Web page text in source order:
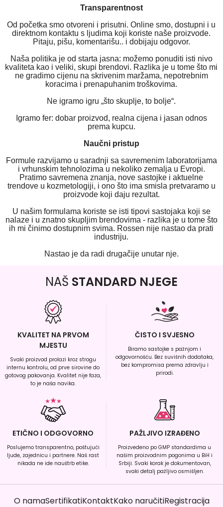
Transparentnost
Od početka smo otvoreni i prisutni. Online smo, dostupni i u
direktnom kontaktu s ljudima koji koriste naše proizvode.
Pitaju, pišu, komentarišu.. i dobijaju odgovor.
Naša politika je od starta jasna: možemo ponuditi isti nivo
kvaliteta kao i veliki, skupi brendovi. Razlika je u tome što mi
ne gradimo cijenu na skrivenim maržama, nepotrebnim
koracima i prenapuhanim troškovima.
Ne igramo igru „što skuplje, to bolje“.
Igramo fer: dobar proizvod, realna cijena i jasan odnos
prema kupcu.
Naučni pristup
Formule razvijamo u saradnji sa savremenim laboratorijama
i vrhunskim tehnolozima u nekoliko zemalja u Evropi.
Pratimo savremena znanja, nove sastojke i aktuelne
trendove u kozmetologiji, i ono što ima smisla pretvaramo u
proizvode koji daju rezultat.
U našim formulama koriste se isti tipovi sastojaka koji se
nalaze i u znatno skupljim brendovima - razlika je u tome što
ih mi činimo dostupnim svima. Rossen nije nastao da prati
industriju.
Nastao je da radi drugačije unutar nje.
NAŠ STANDARD NJEGE
KVALITET NA PRVOM
MJESTU
Svaki proizvod prolazi kroz strogu
internu kontrolu, od prve sirovine do
gotovog pakovanja. Kvalitet nije faza,
to je naša navika.
ČISTO I SVJESNO
Biramo sastojke s pažnjom i
odgovornošću. Bez suvišnih dodataka,
bez kompromisa prema zdravlju i
prirodi.
ETIČNO I ODGOVORNO
Poslujemo transparentno, poštujući
ljude, zajednicu i partnere. Naš rast
nikada ne ide nauštrb etike.
PAŽLJIVO IZRAĐENO
Proizvedeno po GMP standardima u
našim proizvodnim pogonima u BiH i
Srbiji. Svaki korak je dokumentovan,
svaki detalj pažljivo osmišljen.
O namaSertifikatiKontaktKako naručitiRegistracija